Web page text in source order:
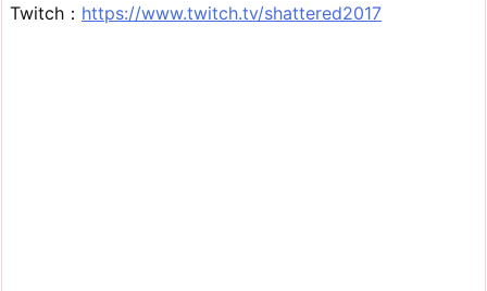
Twitch： https://www.twitch.tv/shattered2017